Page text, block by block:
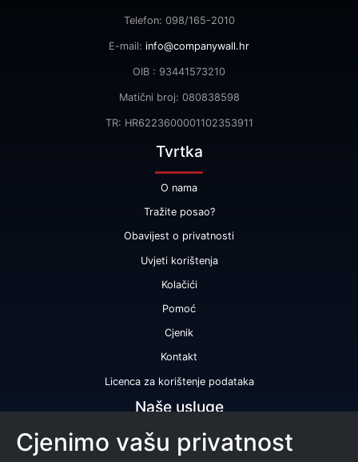
Telefon: 098/165-2010
E-mail: info@companywall.hr
OIB : 93441573210
Matični broj: 080838598
TR: HR6223600001102353911
Tvrtka
O nama
Tražite posao?
Obavijest o privatnosti
Uvjeti korištenja
Kolačići
Pomoć
Cjenik
Kontakt
Licenca za korištenje podataka
Naše usluge
Bonitetna ocjena
Cjenimo vašu privatnost